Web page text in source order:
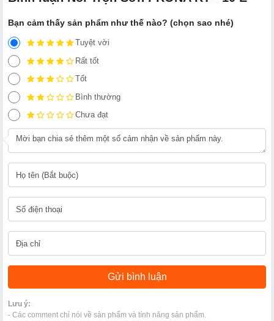
Bạn cảm thấy sản phẩm như thế nào? (chọn sao nhé)
Tuyệt vời
Rất tốt
Tốt
Bình thường
Chưa đạt
Lưu ý:
- Các comment chỉ nói về sản phẩm và tính năng sản phẩm.